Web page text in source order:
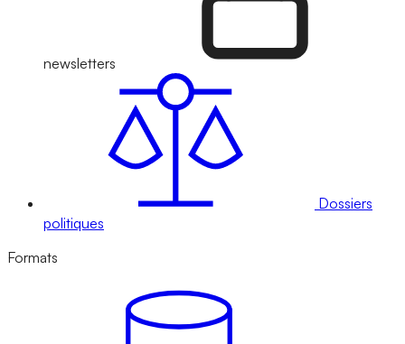
newsletters
Dossiers
politiques
Formats